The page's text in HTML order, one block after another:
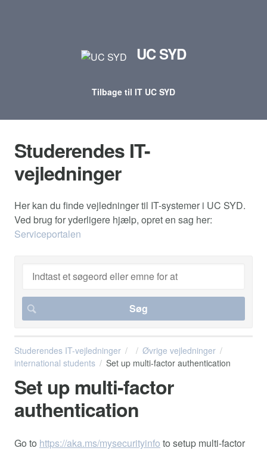
UC SYD
Tilbage til IT UC SYD
Studerendes IT-
vejledninger
Her kan du finde vejledninger til IT-systemer i UC SYD.
Ved brug for yderligere hjælp, opret en sag her:
Serviceportalen
Studerendes IT-vejledninger
Øvrige vejledninger
international students
Set up multi-factor authentication
Set up multi-factor
authentication
Go to https://aka.ms/mysecurityinfo to setup multi-factor